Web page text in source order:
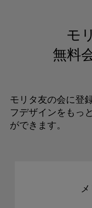
モ
無料
モリタ友の会に登
フデザインをもっ
ができます。